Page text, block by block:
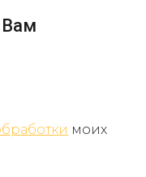
Вам
моих